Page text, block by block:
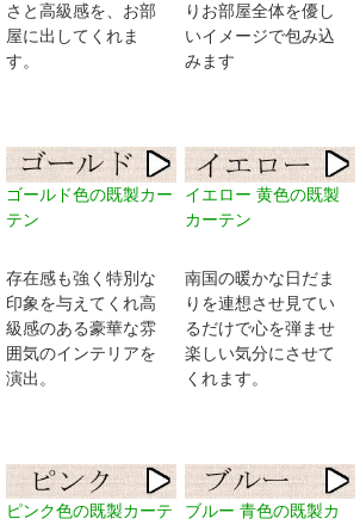
さと高級感を、お部
屋に出してくれま
す。
りお部屋全体を優し
いイメージで包み込
みます
ゴールド色の既製カー
テン
存在感も強く特別な
印象を与えてくれ高
級感のある豪華な雰
囲気のインテリアを
演出。
イエロー 黄色の既製
カーテン
南国の暖かな日だま
りを連想させ見てい
るだけで心を弾ませ
楽しい気分にさせて
くれます。
ピンク色の既製カーテ ブルー 青色の既製カ